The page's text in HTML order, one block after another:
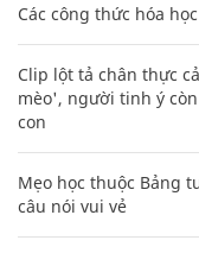
Các công thức hóa
Clip lột tả chân thực
mèo', người tinh ý
con
Mẹo học thuộc Bảng
câu nói vui vẻ